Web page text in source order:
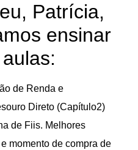
Patrícia,
ensinar
de Renda e
Direto (Capítulo2)
de Fiis. Melhores
momento de compra de